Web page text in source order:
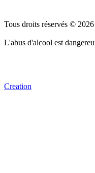
Tous droits réservés © 2026
L'abus d'alcool est
Creation